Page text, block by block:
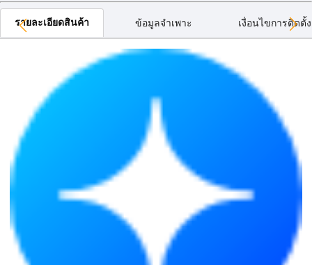
รายละเอียดสินค้า ข้อมูลจำเพาะ เงื่อนไขการติดตั้ง